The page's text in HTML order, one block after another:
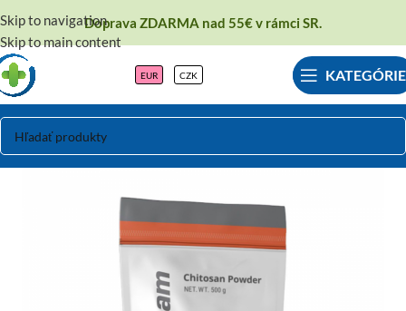
Skip to navigation
Skip to main content
Doprava ZDARMA nad 55€ v rámci SR.
EUR CZK KATEGÓRIE